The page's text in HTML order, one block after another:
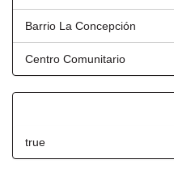
Barrio La Concepción
Centro Comunitario
true